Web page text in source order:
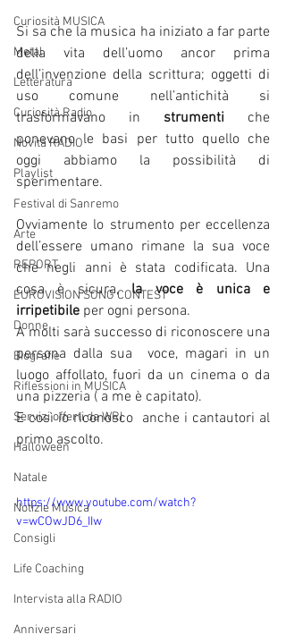
Curiosità MUSICA
Metal
Letteratura
Curiosità Radio
Novità RADIO
Playlist
Festival di Sanremo
Arte
REPORT
EUROVISION SONG CONTEST
Donne
Biografie
Riflessioni in MUSICA
Servizi offerti da WRI
Halloween
Natale
Notizie Musica
Consigli
Life Coaching
Intervista alla RADIO
Anniversari
Si sa che la musica ha iniziato a far parte
della vita dell’uomo ancor prima
dell’invenzione della scrittura; oggetti di
uso comune nell’antichità si
trasformavano in strumenti che
ponevano le basi per tutto quello che
oggi abbiamo la possibilità di
sperimentare.
Ovviamente lo strumento per eccellenza
dell’essere umano rimane la sua voce
che negli anni è stata codificata. Una
cosa è sicura, la voce è unica e
irripetibile per ogni persona.
A molti sarà successo di riconoscere una
persona dalla sua  voce, magari in un
luogo affollato, fuori da un cinema o da
una pizzeria ( a me è capitato).
E così io riconosco  anche i cantautori al
primo ascolto.
https://www.youtube.com/watch?
v=wCOwJD6_IIw